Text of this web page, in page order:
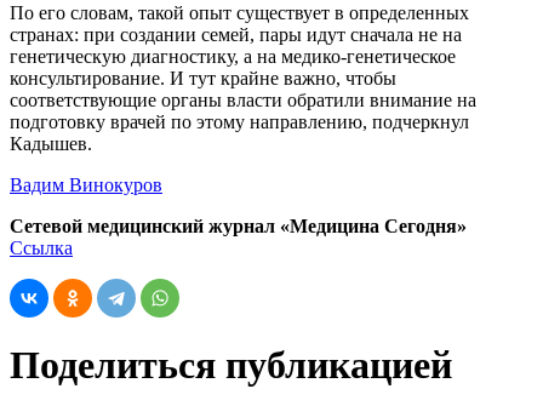
По его словам, такой опыт существует в определенных
странах: при создании семей, пары идут сначала не на
генетическую диагностику, а на медико-генетическое
консультирование. И тут крайне важно, чтобы
соответствующие органы власти обратили внимание на
подготовку врачей по этому направлению, подчеркнул
Кадышев.
Вадим Винокуров
Сетевой медицинский журнал «Медицина Сегодня»
Ссылка
Поделиться публикацией